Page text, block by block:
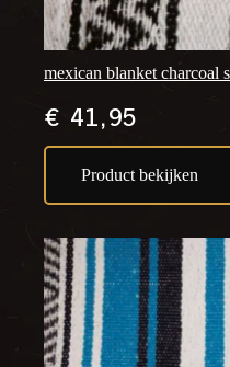
mexican blanket charcoal
€41,95
Product bekijken